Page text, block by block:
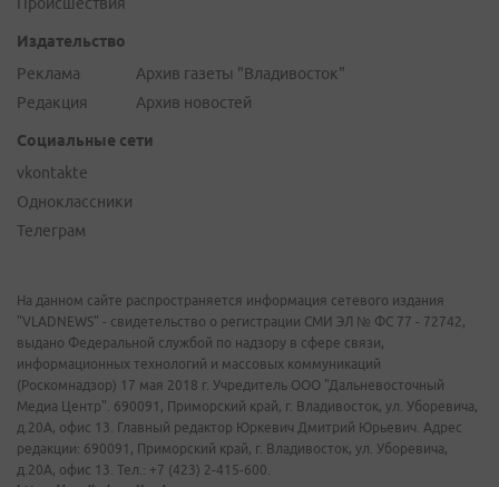
Происшествия
Издательство
Реклама
Редакция
Архив газеты "Владивосток"
Архив новостей
Социальные сети
vkontakte
Одноклассники
Телеграм
На данном сайте распространяется информация сетевого издания
"VLADNEWS" - свидетельство о регистрации СМИ ЭЛ № ФС 77 - 72742,
выдано Федеральной службой по надзору в сфере связи,
информационных технологий и массовых коммуникаций
(Роскомнадзор) 17 мая 2018 г. Учредитель ООО "Дальневосточный
Медиа Центр". 690091, Приморский край, г. Владивосток, ул. Уборевича,
д.20А, офис 13. Главный редактор Юркевич Дмитрий Юрьевич. Адрес
редакции: 690091, Приморский край, г. Владивосток, ул. Уборевича,
д.20А, офис 13. Тел.: +7 (423) 2-415-600.